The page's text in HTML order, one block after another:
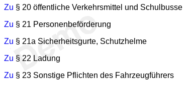
Zu § 20 öffentliche Verkehrsmittel und Schulbusse
Zu § 21 Personenbeförderung
Zu § 21a Sicherheitsgurte, Schutzhelme
Zu § 22 Ladung
Zu § 23 Sonstige Pflichten des Fahrzeugführers